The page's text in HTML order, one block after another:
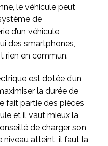
le véhicule peut
de
d’un véhicule
des smartphones,
rien en commun.
est dotée d’un
la durée de
fait partie des pièces
et il vaut mieux la
de charger son
niveau atteint, il faut la